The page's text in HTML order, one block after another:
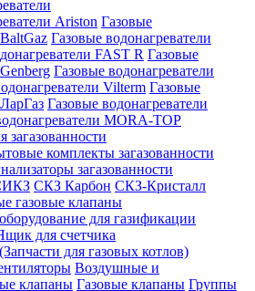
Ariston Газовые
Газовые водонагреватели
FAST R Газовые
Газовые водонагреватели
Vilterm Газовые
Газовые водонагреватели
MORA-TOP
загазованности
комплекты загазованности
загазованности
СКЗ Карбон СКЗ-Кристалл
газовые клапаны
для газификации
для счетчика
для газовых котлов)
Воздушные и
клапаны Газовые клапаны Группы